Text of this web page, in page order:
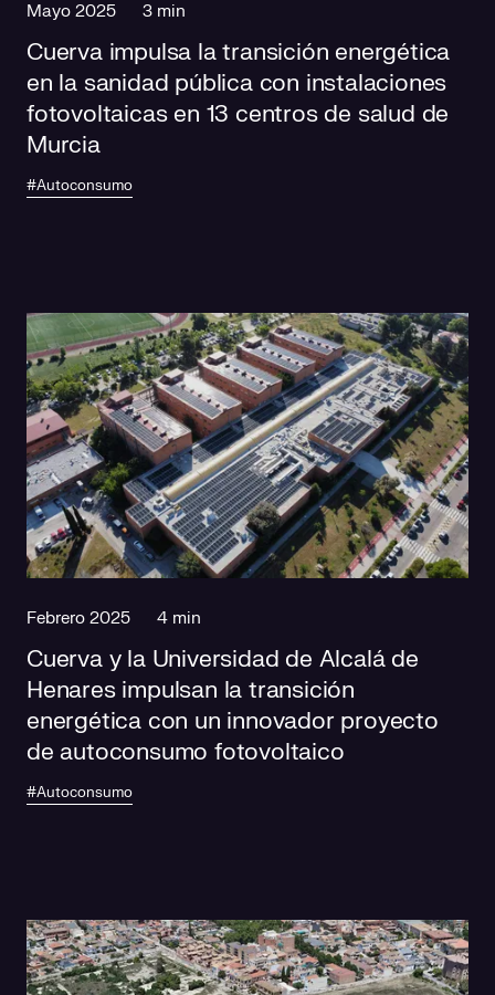
Mayo 2025 3 min
Cuerva impulsa la transición energética
en la sanidad pública con instalaciones
fotovoltaicas en 13 centros de salud de
Murcia
#Autoconsumo
Febrero 2025 4 min
Cuerva y la Universidad de Alcalá de
Henares impulsan la transición
energética con un innovador proyecto
de autoconsumo fotovoltaico
#Autoconsumo